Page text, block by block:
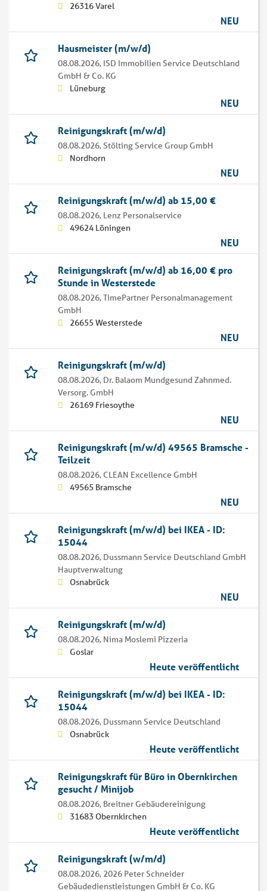
26316 Varel
NEU
Hausmeister (m/w/d)
08.08.2026, ISD Immobilien Service Deutschland
GmbH & Co. KG
Lüneburg
NEU
Reinigungskraft (m/w/d)
08.08.2026,Stölting Service Group GmbH
Nordhorn
NEU
Reinigungskraft (m/w/d) ab 15,00 €
08.08.2026, Lenz Personalservice
49624 Löningen
NEU
Reinigungskraft (m/w/d) ab 16,00 € pro
Stunde in Westerstede
08.08.2026,TimePartner Personalmanagement
GmbH
26655 Westerstede
NEU
Reinigungskraft (m/w/d)
08.08.2026, Dr. Balaom Mundgesund Zahnmed.
Versorg. GmbH
26169 Friesoythe
NEU
Reinigungskraft (m/w/d) 49565 Bramsche -
Teilzeit
08.08.2026, CLEAN Excellence GmbH
49565 Bramsche
NEU
Reinigungskraft (m/w/d) bei IKEA - ID:
15044
08.08.2026, Dussmann Service Deutschland GmbH
Hauptverwaltung
Osnabrück
NEU
Reinigungskraft (m/w/d)
08.08.2026, Nima Moslemi Pizzeria
Goslar
Heute veröffentlicht
Reinigungskraft (m/w/d) bei IKEA - ID:
15044
08.08.2026, Dussmann Service Deutschland
Osnabrück
Heute veröffentlicht
Reinigungskraft für Büro in Obernkirchen
gesucht / Minijob
08.08.2026, Breitner Gebäudereinigung
31683 Obernkirchen
Heute veröffentlicht
Reinigungskraft (w/m/d)
08.08.2026, 2026 Peter Schneider
Gebäudedienstleistungen GmbH & Co. KG